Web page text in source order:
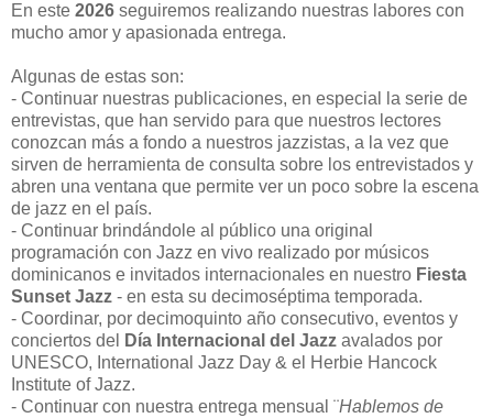
En este 2026 seguiremos realizando nuestras labores con
mucho amor y apasionada entrega.
Algunas de estas son:
- Continuar nuestras publicaciones, en especial la serie de
entrevistas, que han servido para que nuestros lectores
conozcan más a fondo a nuestros jazzistas, a la vez que
sirven de herramienta de consulta sobre los entrevistados y
abren una ventana que permite ver un poco sobre la escena
de jazz en el país.
- Continuar brindándole al público una original
programación con Jazz en vivo realizado por músicos
dominicanos e invitados internacionales en nuestro Fiesta
Sunset Jazz - en esta su decimoséptima temporada.
- Coordinar, por decimoquinto año consecutivo, eventos y
conciertos del
Día Internacional del Jazz avalados por
UNESCO, International Jazz Day & el Herbie Hancock
Institute of Jazz.
- Continuar con nuestra entrega mensual ¨Hablemos de